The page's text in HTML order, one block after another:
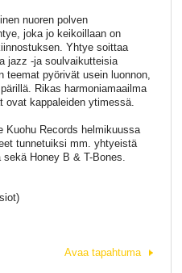
nuoren polven
joka jo keikoillaan on
Yhtye soittaa
jazz -ja soulvaikutteisia
teemat pyörivät usein luonnon,
Rikas harmoniamaailma
kappaleiden ytimessä.
Kuohu Records helmikuussa
tunnetuiksi mm. yhtyeistä
Honey B & T-Bones.
Avaa tapahtuma